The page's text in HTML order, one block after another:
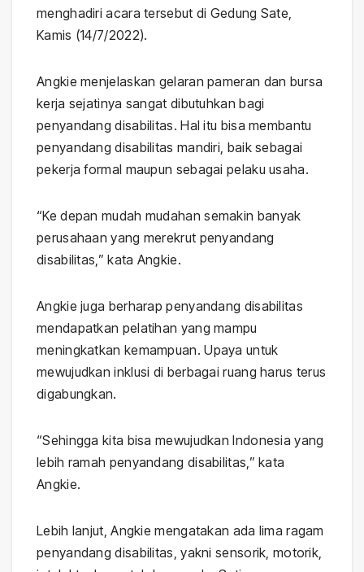
menghadiri acara tersebut di Gedung Sate,
Kamis (14/7/2022).
Angkie menjelaskan gelaran pameran dan bursa
kerja sejatinya sangat dibutuhkan bagi
penyandang disabilitas. Hal itu bisa membantu
penyandang disabilitas mandiri, baik sebagai
pekerja formal maupun sebagai pelaku usaha.
“Ke depan mudah mudahan semakin banyak
perusahaan yang merekrut penyandang
disabilitas,” kata Angkie.
Angkie juga berharap penyandang disabilitas
mendapatkan pelatihan yang mampu
meningkatkan kemampuan. Upaya untuk
mewujudkan inklusi di berbagai ruang harus terus
digabungkan.
“Sehingga kita bisa mewujudkan Indonesia yang
lebih ramah penyandang disabilitas,” kata
Angkie.
Lebih lanjut, Angkie mengatakan ada lima ragam
penyandang disabilitas, yakni sensorik, motorik,